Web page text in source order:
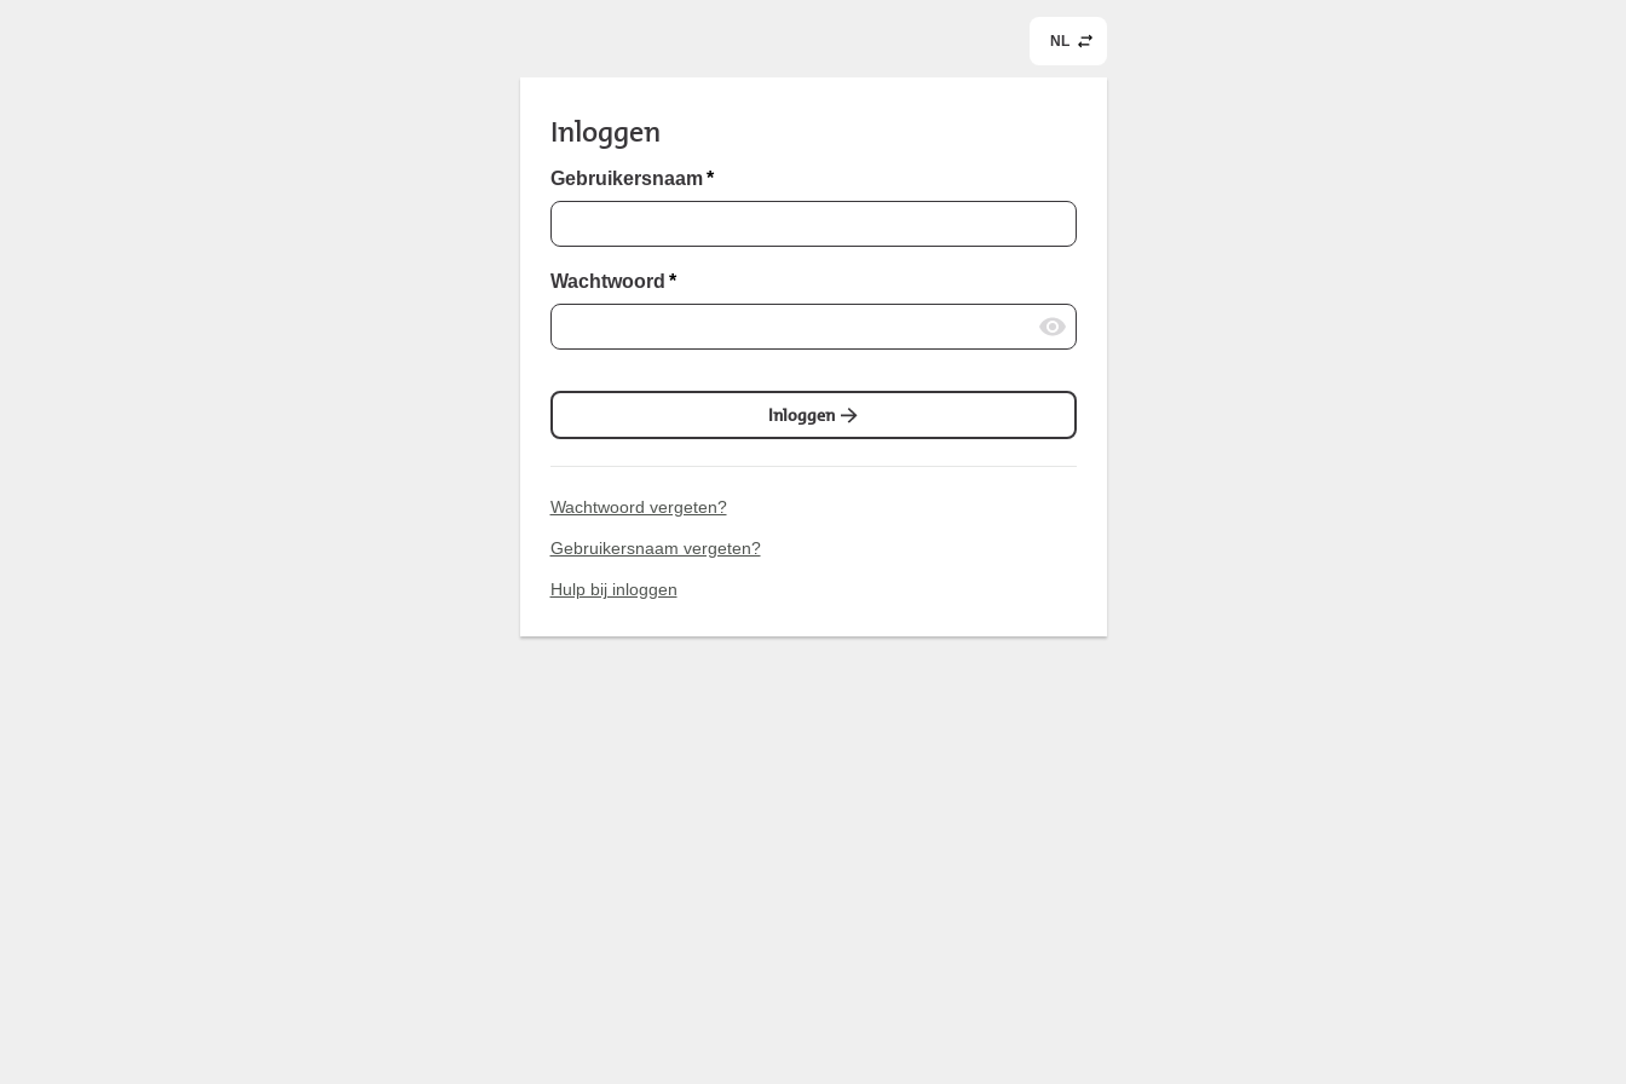
NL
Inloggen
Gebruikersnaam *
Wachtwoord *
Inloggen
Wachtwoord vergeten?
Gebruikersnaam vergeten?
Hulp bij inloggen